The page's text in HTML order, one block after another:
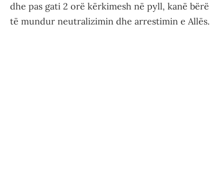
dhe pas gati 2 orë kërkimesh në pyll, kanë bërë
të mundur neutralizimin dhe arrestimin e Allës.